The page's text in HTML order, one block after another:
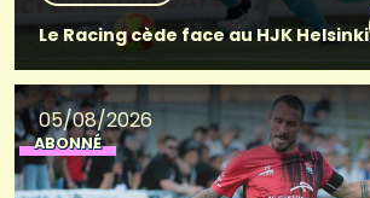
Le Racing cède face au HJK Helsinki
05/08/2026
ABONNÉ